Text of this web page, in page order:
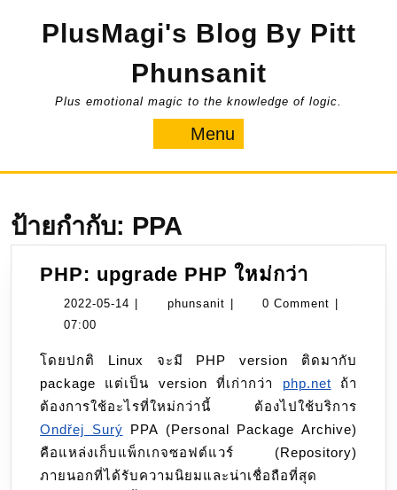
PlusMagi's Blog By Pitt
Phunsanit
Plus emotional magic to the knowledge of logic.
Menu
ป้ายกำกับ: PPA
PHP: upgrade PHP ใหม่กว่า
upgrade
กว่า
2022-05-14 2022- phunsanit phunsanit0 Comment
07:00
โดยปกติ Linux จะมี PHP version ติดมากับ
package แต่เป็น version ที่เก่ากว่า php.net ถ้า
ต้องการใช้อะไรที่ใหม่กว่านี้ ต้องไปใช้บริการ
Ondřej Surý PPA (Personal Package Archive)
คือแหล่งเก็บแพ็กเกจซอฟต์แวร์ (Repository)
ภายนอกที่ได้รับความนิยมและน่าเชื่อถือที่สุด